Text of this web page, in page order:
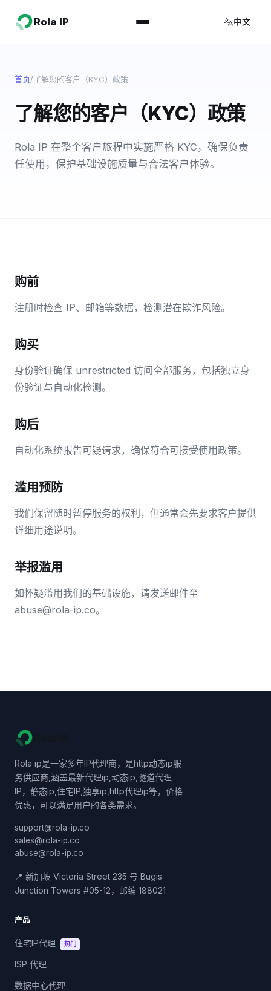
Rola IP 中文
首页/了解您的客户（KYC）政策
了解您的客户（KYC）政策
Rola IP 在整个客户旅程中实施严格 KYC，确保负责
任使用，保护基础设施质量与合法客户体验。
购前
注册时检查 IP、邮箱等数据，检测潜在欺诈风险。
购买
身份验证确保 unrestricted 访问全部服务，包括独立身
份验证与自动化检测。
购后
自动化系统报告可疑请求，确保符合可接受使用政策。
滥用预防
我们保留随时暂停服务的权利，但通常会先要求客户提供
详细用途说明。
举报滥用
如怀疑滥用我们的基础设施，请发送邮件至
abuse@rola-ip.co。
Rola ip是一家多年IP代理商，是http动态ip服
务供应商,涵盖最新代理ip,动态ip,隧道代理
IP，静态ip,住宅IP,独享ip,http代理ip等，价格
优惠，可以满足用户的各类需求。
support@rola-ip.co
sales@rola-ip.co
abuse@rola-ip.co
📍 新加坡 Victoria Street 235 号 Bugis
Junction Towers #05-12，邮编 188021
产品
住宅IP代理 热门
ISP 代理
数据中心代理